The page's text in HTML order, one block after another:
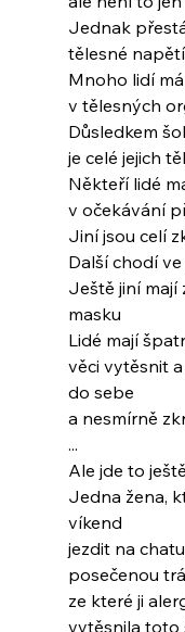
Jednak
tělesné napětí
Mnoho lidí
v tělesných
Důsledkem
je celé jejich
Někteří lidé
v očekávání
Jiní jsou celí
Další chodí
Ještě jiní mají
masku
Lidé mají
věci vytěsnit
do sebe
a nesmírně
...
Ale jde to
Jedna žena,
víkend
jezdit na
posečenou
ze které ji
vytěsnila toto